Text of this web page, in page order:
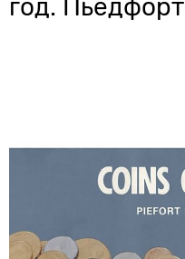
год. Пьедфорт